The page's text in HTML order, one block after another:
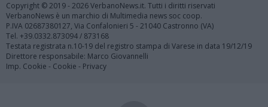
Copyright © 2019 - 2026 VerbanoNews.it. Tutti i diritti riservati
VerbanoNews è un marchio di Multimedia news soc coop.
P.IVA 02687380127, Via Confalonieri 5 - 21040 Castronno (VA)
Tel. +39.0332.873094 / 873168
Testata registrata n.10-19 del registro stampa di Varese in data 19/12/19
Direttore responsabile: Marco Giovannelli
Imp. Cookie - Cookie - Privacy